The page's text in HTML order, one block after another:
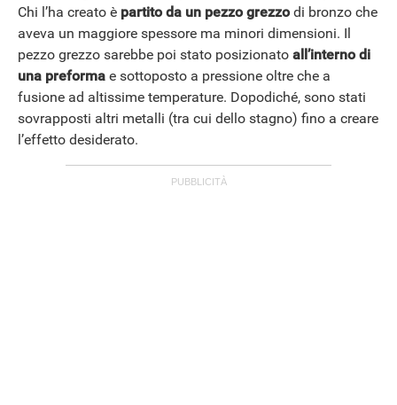
Chi l’ha creato è partito da un pezzo grezzodi bronzo che
aveva un maggiore spessore ma minori dimensioni. Il
pezzo grezzo sarebbe poi stato posizionato all’interno di
una preforma e sottoposto a pressione oltre che a
fusione ad altissime temperature. Dopodiché, sono stati
sovrapposti altri metalli (tra cui dello stagno) fino a creare
l’effetto desiderato.